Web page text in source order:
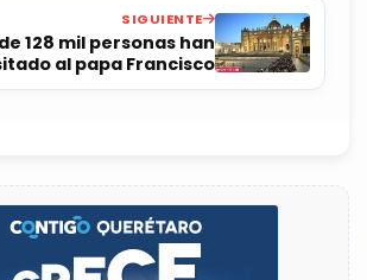
SIGUIENTE
128 mil personas han
al papa Francisco